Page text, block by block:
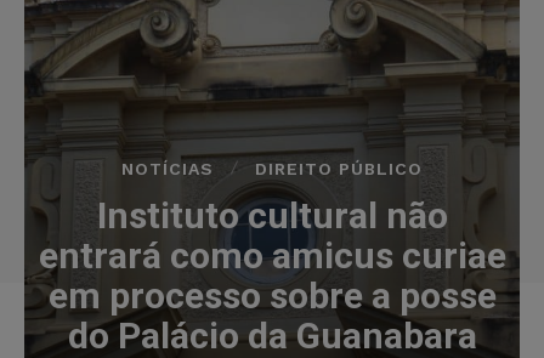
NOTÍCIAS DIREITO PÚBLICO
Instituto cultural não
entrará como amicus curiae
em processo sobre a posse
do Palácio da Guanabara